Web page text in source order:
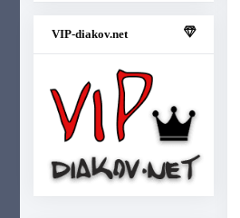
VIP-diakov.net